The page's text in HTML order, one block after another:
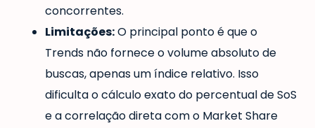
concorrentes.
Limitações:O principal ponto é que o
Trends não fornece o volume absoluto de
buscas, apenas um índice relativo. Isso
dificulta o cálculo exato do percentual de SoS
e a correlação direta com o Market Share